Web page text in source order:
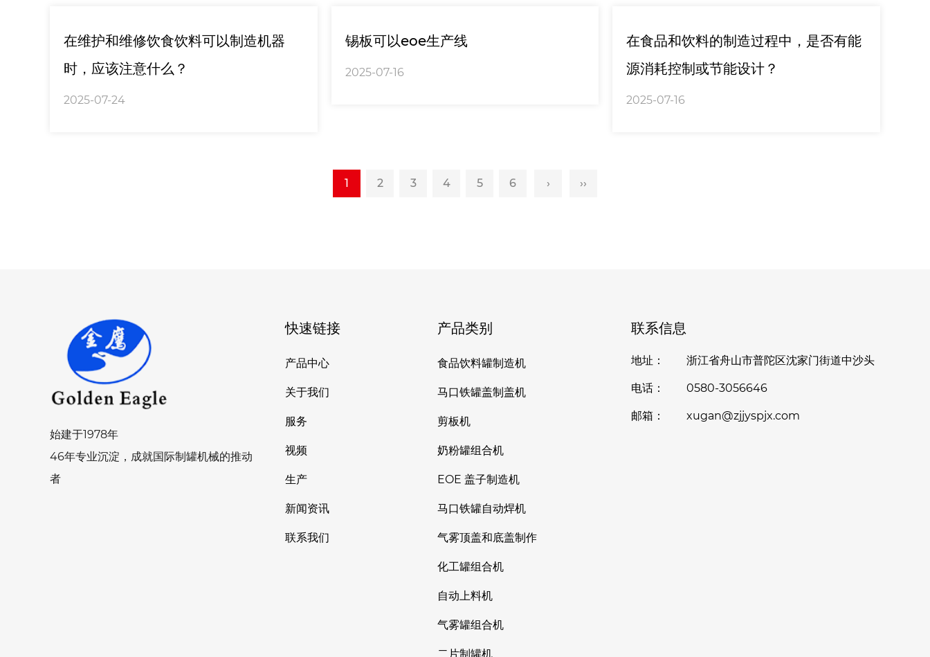
在维护和维修饮食饮料可以制造机器
时，应该注意什么？
2025-07-24
锡板可以eoe生产线
2025-07-16
在食品和饮料的制造过程中，是否有能
源消耗控制或节能设计？
2025-07-16
1 2 3 4 5 6 › ››
始建于1978年
46年专业沉淀，成就国际制罐机械的推动
者
快速链接
产品中心
关于我们
服务
视频
生产
新闻资讯
联系我们
产品类别
食品饮料罐制造机
马口铁罐盖制盖机
剪板机
奶粉罐组合机
EOE 盖子制造机
马口铁罐自动焊机
气雾顶盖和底盖制作
化工罐组合机
自动上料机
气雾罐组合机
二片制罐机
联系信息
地址： 浙江省舟山市普陀区沈家门街道中沙头
电话： 0580-3056646
邮箱： xugan@zjjyspjx.com